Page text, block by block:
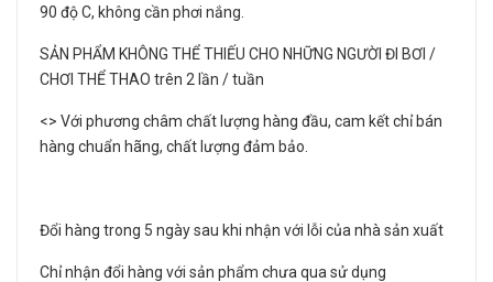
90 độ C, không cần phơi nắng.
SẢN PHẨM KHÔNG THỂ THIẾU CHO NHỮNG NGƯỜI ĐI BƠI /
CHƠI THỂ THAO trên 2 lần / tuần
<> Với phương châm chất lượng hàng đầu, cam kết chỉ bán
hàng chuẩn hãng, chất lượng đảm bảo.
Đổi hàng trong 5 ngày sau khi nhận với lỗi của nhà sản xuất
Chỉ nhận đổi hàng với sản phẩm chưa qua sử dụng